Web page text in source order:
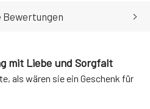
müssen. ohne chemische
Bewertungen
mit Liebe und Sorgfalt
als wären sie ein Geschenk für